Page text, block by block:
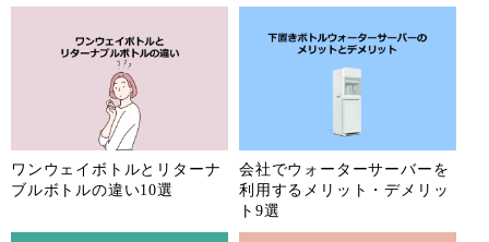
ワンウェイボトルとリターナ
ブルボトルの違い10選
会社でウォーターサーバーを
利用するメリット・デメリッ
ト9選